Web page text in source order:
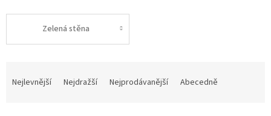
Zelená stěna
Nejlevnější Nejdražší Nejprodávanější Abecedně